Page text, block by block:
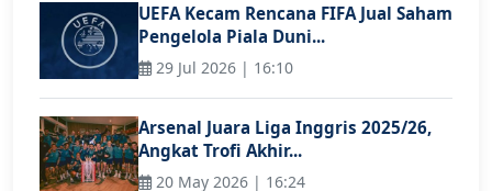
UEFA Kecam Rencana FIFA Jual Saham
Pengelola Piala Duni...
29 Jul 2026 | 16:10
Arsenal Juara Liga Inggris 2025/26,
Angkat Trofi Akhir...
20 May 2026 | 16:24